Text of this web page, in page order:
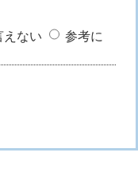
えない
参考に